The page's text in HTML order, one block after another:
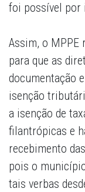
foi possível por
Assim, o MPPE
para que as
documentação
isenção
a isenção de
filantrópicas e
recebimento
pois o
tais verbas